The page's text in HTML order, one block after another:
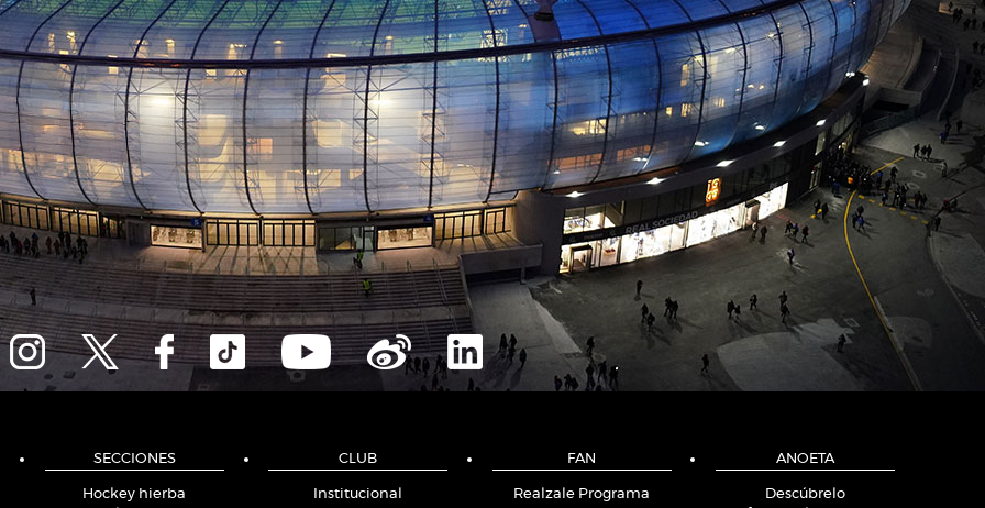
SECCIONES
Hockey hierba
CLUB
Institucional
FAN
Realzale Programa
ANOETA
Descúbrelo